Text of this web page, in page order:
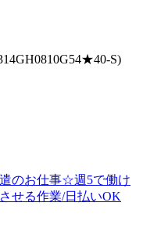
S)
遣のお仕事☆週5で働け
せる作業/日払いOK